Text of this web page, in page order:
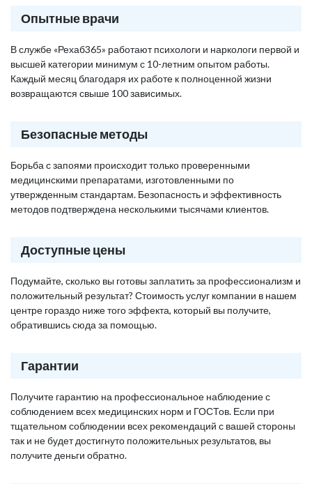
Опытные врачи
В службе «Рехаб365» работают психологи и наркологи первой и
высшей категории минимум с 10-летним опытом работы.
Каждый месяц благодаря их работе к полноценной жизни
возвращаются свыше 100 зависимых.
Безопасные методы
Борьба с запоями происходит только проверенными
медицинскими препаратами, изготовленными по
утвержденным стандартам. Безопасность и эффективность
методов подтверждена несколькими тысячами клиентов.
Доступные цены
Подумайте, сколько вы готовы заплатить за профессионализм и
положительный результат? Стоимость услуг компании в нашем
центре гораздо ниже того эффекта, который вы получите,
обратившись сюда за помощью.
Гарантии
Получите гарантию на профессиональное наблюдение с
соблюдением всех медицинских норм и ГОСТов. Если при
тщательном соблюдении всех рекомендаций с вашей стороны
так и не будет достигнуто положительных результатов, вы
получите деньги обратно.